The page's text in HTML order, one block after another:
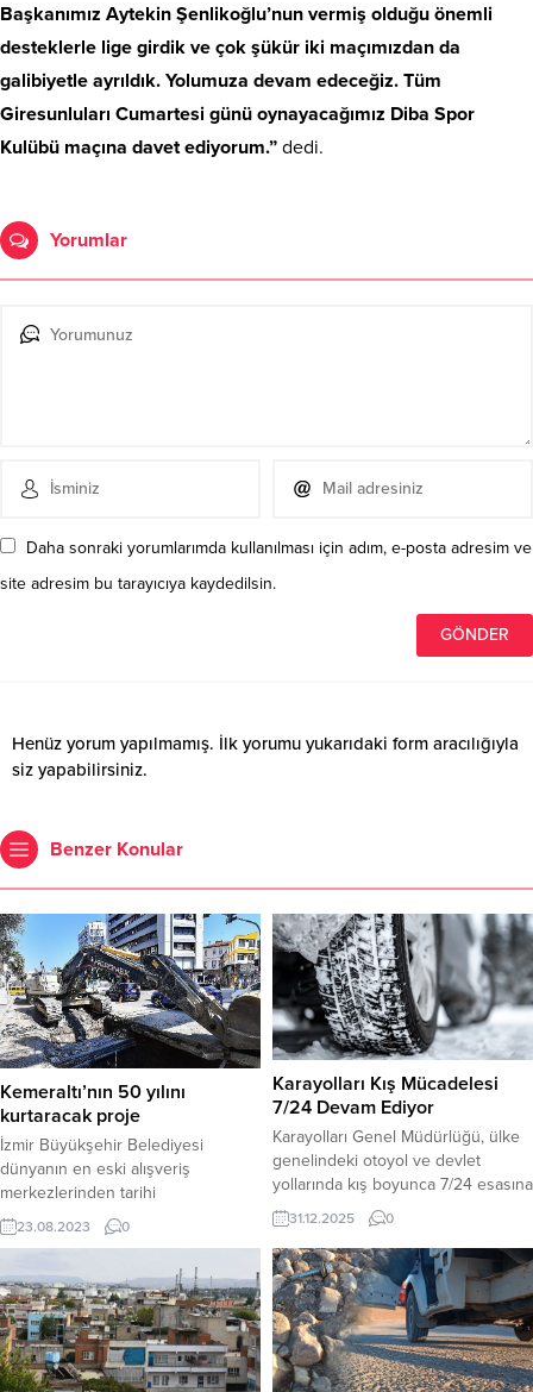
Başkanımız Aytekin Şenlikoğlu’nun vermiş olduğu önemli
desteklerle lige girdik ve çok şükür iki maçımızdan da
galibiyetle ayrıldık. Yolumuza devam edeceğiz. Tüm
Giresunluları Cumartesi günü oynayacağımız Diba Spor
Kulübü maçına davet ediyorum.” dedi.
Yorumlar
Daha sonraki yorumlarımda kullanılması için adım, e-posta adresim ve
site adresim bu tarayıcıya kaydedilsin.
Henüz yorum yapılmamış. İlk yorumu yukarıdaki form aracılığıyla
siz yapabilirsiniz.
Benzer Konular
Kemeraltı’nın 50 yılını
kurtaracak proje
İzmir Büyükşehir Belediyesi
dünyanın en eski alışveriş
merkezlerinden tarihi
Kemeraltı’ndaki yüzlerce yıllık
altyapıyı yenilemek ve bölgede aşırı
yağışlar nedeniyle yaşanan su
baskınlarını önlemek amacıyla
başlattığı “Kemeraltı Yağmursuyu
Kuşaklama Projesi” Fevzi Paşa
Bulvarı’ndan hızla ilerliyor. İzmir
Büyükşehir Belediyesi’nin tarihi
23.08.2023 0
Karayolları Kış Mücadelesi
7/24 Devam Ediyor
Karayolları Genel Müdürlüğü, ülke
genelindeki otoyol ve devlet
yollarında kış boyunca 7/24 esasına
göre kar ve buzla mücadele
çalışmalarını sürdürüyor. Karayolları
Genel Müdürlüğü (KGM), kış
mevsimi boyunca otoyollar ve
devlet/il yollarında güvenli ulaşımın
sağlanması için ülke genelinde
aralıksız kar ve buzla mücadele
faaliyeti yürütmektedir. Kış programı
31.12.2025 0